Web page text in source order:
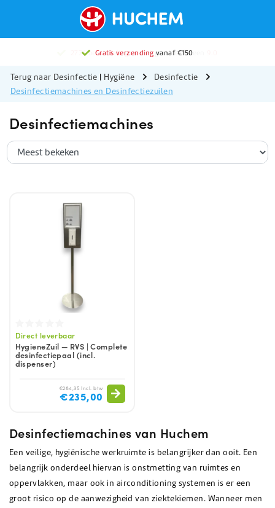
Gratis verzending vanaf €150
2776 beoordelingenmet gemiddeld een
Terug naar Desinfectie | Hygiëne
Desinfectie
Desinfectiemachines en Desinfectiezuilen
Desinfectiemachines
Direct leverbaar
HygieneZuil — RVS | Complete
desinfectiepaal (incl.
dispenser)
€284,35 Incl. btw
€235,00
Desinfectiemachines van Huchem
Een veilige, hygiënische werkruimte is belangrijker dan ooit. Een
belangrijk onderdeel hiervan is onstmetting van ruimtes en
oppervlakken, maar ook in airconditioning systemen is er een
groot risico op de aanwezigheid van ziektekiemen. Wanneer men